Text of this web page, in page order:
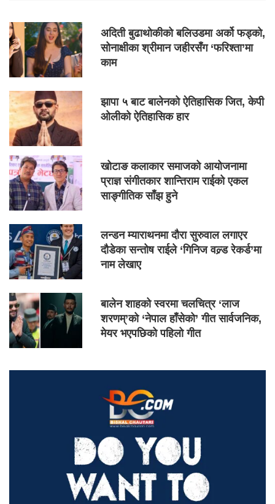
अदिती बुढाथोकीको बलिउडमा अर्को फड्को,
सोनाक्षीका श्रीमान जहीरसँग ‘फरिश्ता’मा
काम
झापा ५ बाट बालेनको ऐतिहासिक जित, केपी
ओलीको ऐतिहासिक हार
खोटाङ कलाकार समाजको आयोजनामा
प्राज्ञ संगीतकार शान्तिराम राईको एकल
साङ्गीतिक साँझ हुने
लन्डन म्याराथनमा दौरा सुरुवाल लगाएर
दौडेका सन्तोष राईले ‘गिनिज वल्र्ड रेकर्ड’मा
नाम लेखाए
बालेन शाहको स्वरमा चलचित्र ‘लाज
शरणम्’को ‘नेपाल हाँसेको’ गीत सार्वजनिक,
मेयर भएपछिको पहिलो गीत